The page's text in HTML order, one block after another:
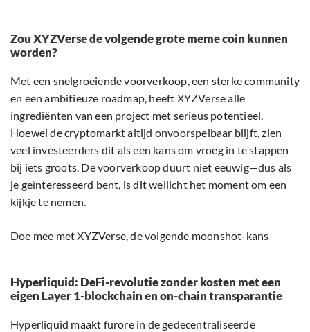
Zou XYZVerse de volgende grote meme coin kunnen
worden?
Met een snelgroeiende voorverkoop, een sterke community
en een ambitieuze roadmap, heeft XYZVerse alle
ingrediënten van een project met serieus potentieel.
Hoewel de cryptomarkt altijd onvoorspelbaar blijft, zien
veel investeerders dit als een kans om vroeg in te stappen
bij iets groots. De voorverkoop duurt niet eeuwig—dus als
je geïnteresseerd bent, is dit wellicht het moment om een
kijkje te nemen.
Doe mee met XYZVerse, de volgende moonshot-kans
Hyperliquid: DeFi-revolutie zonder kosten met een
eigen Layer 1-blockchain en on-chain transparantie
Hyperliquid maakt furore in de gedecentraliseerde